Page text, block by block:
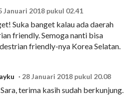
Januari 2018 pukul 02.41
Suka banget kalau ada daerah
friendly. Semoga nanti bisa
friendly-nya Korea Selatan.
28 Januari 2018 pukul 20.08
terima kasih sudah berkunjung.